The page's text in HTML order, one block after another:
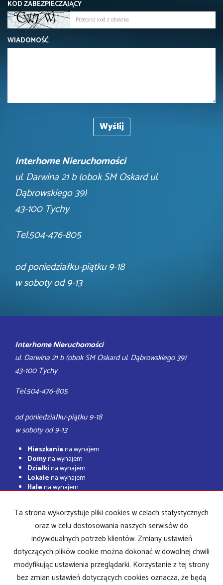
KOD ZABEZPIECZAJĄCY
WIADOMOŚĆ
Interhome Nieruchomości
ul. Darwina 21 b (obok SM Oskard ul.
Dąbrowskiego 39)
43-100 Tychy
Tel.504-476-805
od poniedziałku-piątku 9-18
w soboty od 9-13
Interhome Nieruchomości
ul. Darwina 21 b (obok SM Oskard ul. Dąbrowskiego 39)
43-100 Tychy
Tel.504-476-805
od poniedziałku-piątku 9-18
w soboty od 9-13
Mieszkaniana wynajem
Domyna wynajem
Działkina wynajem
Lokalena wynajem
Halena wynajem
Mieszkaniana sprzedaż
Domyna sprzedaż
Działki
na sprzedaż
Lokalena sprzedaż
Halena sprzedaż
Obiektyna sprzedaż
Ta strona wykorzystuje pliki cookies w celach statystycznych
oraz w celu dostosowania naszych serwisów do
indywidualnych potrzeb klientów. Zmiany ustawień
dotyczących plików cookie można dokonać w dowolnej chwili
modyfikując ustawienia przeglądarki. Korzystanie z tej strony
bez zmian ustawień dotyczących cookies oznacza, że będą